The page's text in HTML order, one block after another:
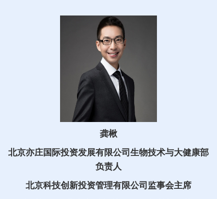
龚楸
北京亦庄国际投资发展有限公司生物技术与大健康部
负责人
北京科技创新投资管理有限公司监事会主席